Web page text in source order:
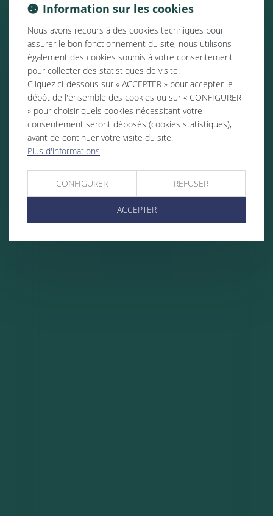
Information sur les cookies
Nous avons recours à des cookies techniques pour
assurer le bon fonctionnement du site, nous utilisons
également des cookies soumis à votre consentement
pour collecter des statistiques de visite.
Cliquez ci-dessous sur « ACCEPTER » pour accepter le
dépôt de l'ensemble des cookies ou sur « CONFIGURER
» pour choisir quels cookies nécessitant votre
consentement seront déposés (cookies statistiques),
avant de continuer votre visite du site.
Plus d'informations
CONFIGURER REFUSER
ACCEPTER